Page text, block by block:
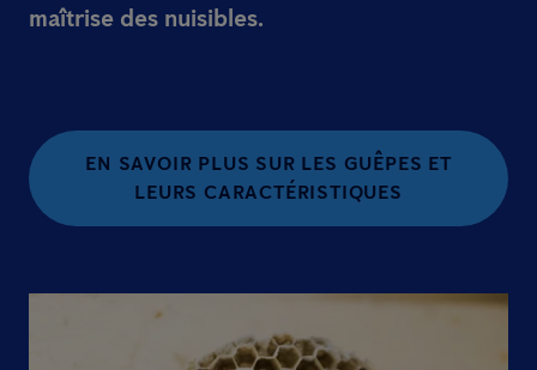
maîtrise des nuisibles.
EN SAVOIR PLUS SUR LES GUÊPES ET
LEURS CARACTÉRISTIQUES